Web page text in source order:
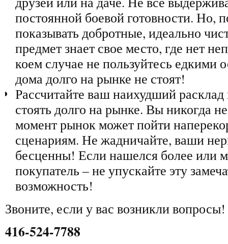
постоянной боевой готовности. Но,
показывать добротные, идеально
предмет знает свое место, где нет
коем случае не пользуйтесь едкими
дома долго на рынке не стоят!
Рассчитайте ваш наихудший
стоять долго на рынке. Вы никогда
момент рынок может пойти
сценариям. Не жадничайте, ваши
бесценны! Если нашелся более или
покупатель – не упускайте эту
возможность!
Звоните, если у вас возникли вопросы!
416-524-7788